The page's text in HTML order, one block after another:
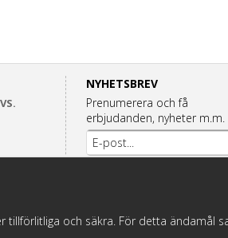
NYHETSBREV
Prenumerera och få
erbjudanden, nyheter m.m.
och säkra. För detta ändamål